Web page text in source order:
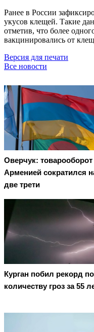
Ранее в России
укусов клещей. Такие
отметив, что более
вакцинировались от
Версия для печати
Все новости
Оверчук: товарооборот
Арменией сократился
две трети
Курган побил рекорд по
количеству гроз за 55